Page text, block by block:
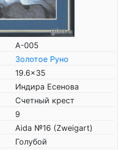
А-005
Золотое Руно
19.6x35
Индира Есенова
Счетный крест
9
Aida №16 (Zweigart)
Голубой